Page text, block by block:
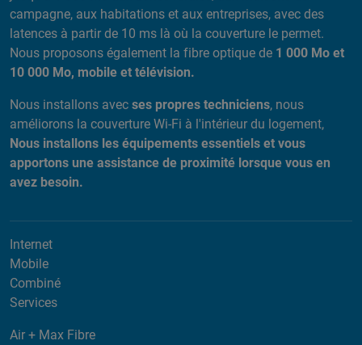
campagne, aux habitations et aux entreprises, avec des
latences à partir de 10 ms là où la couverture le permet.
Nous proposons également la fibre optique de 1 000 Mo et
10 000 Mo, mobile et télévision.
Nous installons avecses propres techniciens, nous
améliorons la couverture Wi-Fi à l'intérieur du logement,
Nous installons les équipements essentiels et vous
apportons une assistance de proximité lorsque vous en
avez besoin.
Internet
Mobile
Combiné
Services
Air + Max Fibre